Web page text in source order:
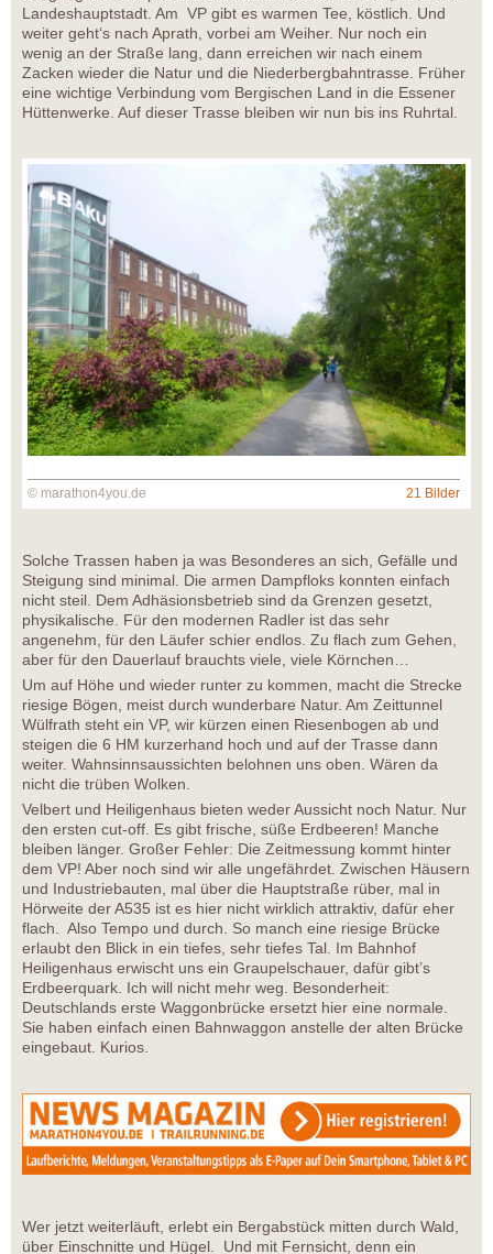
Landeshauptstadt. Am VP gibt es warmen Tee, köstlich. Und
weiter geht‘s nach Aprath, vorbei am Weiher. Nur noch ein
wenig an der Straße lang, dann erreichen wir nach einem
Zacken wieder die Natur und die Niederbergbahntrasse. Früher
eine wichtige Verbindung vom Bergischen Land in die Essener
Hüttenwerke. Auf dieser Trasse bleiben wir nun bis ins Ruhrtal.
© marathon4you.de 21 Bilder
Solche Trassen haben ja was Besonderes an sich, Gefälle und
Steigung sind minimal. Die armen Dampfloks konnten einfach
nicht steil. Dem Adhäsionsbetrieb sind da Grenzen gesetzt,
physikalische. Für den modernen Radler ist das sehr
angenehm, für den Läufer schier endlos. Zu flach zum Gehen,
aber für den Dauerlauf brauchts viele, viele Körnchen…
Um auf Höhe und wieder runter zu kommen, macht die Strecke
riesige Bögen, meist durch wunderbare Natur. Am Zeittunnel
Wülfrath steht ein VP, wir kürzen einen Riesenbogen ab und
steigen die 6 HM kurzerhand hoch und auf der Trasse dann
weiter. Wahnsinnsaussichten belohnen uns oben. Wären da
nicht die trüben Wolken.
Velbert und Heiligenhaus bieten weder Aussicht noch Natur. Nur
den ersten cut-off. Es gibt frische, süße Erdbeeren! Manche
bleiben länger. Großer Fehler: Die Zeitmessung kommt hinter
dem VP! Aber noch sind wir alle ungefährdet. Zwischen Häusern
und Industriebauten, mal über die Hauptstraße rüber, mal in
Hörweite der A535 ist es hier nicht wirklich attraktiv, dafür eher
flach. Also Tempo und durch. So manch eine riesige Brücke
erlaubt den Blick in ein tiefes, sehr tiefes Tal. Im Bahnhof
Heiligenhaus erwischt uns ein Graupelschauer, dafür gibt’s
Erdbeerquark. Ich will nicht mehr weg. Besonderheit:
Deutschlands erste Waggonbrücke ersetzt hier eine normale.
Sie haben einfach einen Bahnwaggon anstelle der alten Brücke
eingebaut. Kurios.
Wer jetzt weiterläuft, erlebt ein Bergabstück mitten durch Wald,
über Einschnitte und Hügel. Und mit Fernsicht, denn ein